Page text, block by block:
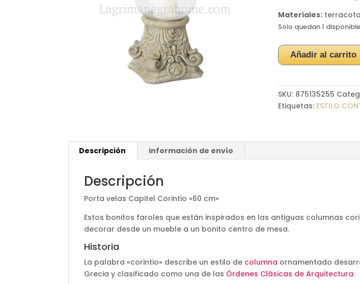
Materiales:
Solo quedan 1
Porta
Velas
Corintio
"60
cm"
Añadir al carrito
SKU: 875135255
Etiquetas: ESTILO
Descripción información de envío
Descripción
Porta velas Capitel Corintio «60 cm»
Estos bonitos faroles que están inspirados en las antiguas columnas
decorar desde un mueble a un bonito centro de mesa.
Historia
La palabra «corintio» describe un estilo de columna ornamentado
Grecia y clasificado como una de las Órdenes Clásicas de Arquitectura.